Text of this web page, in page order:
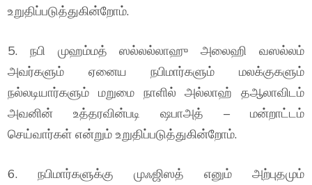
உறுதிப்படுத்துகின்றோம்.
5. நபி முஹம்மத் ஸல்லல்லாஹு அலைஹி வஸல்லம்
அவர்களும் ஏனைய நபிமார்களும் மலக்குகளும்
நல்லடியார்களும் மறுமை நாளில் அல்லாஹ் தஆலாவிடம்
அவனின் உத்தரவின்படி ஷபாஅத் – மன்றாட்டம்
செய்வார்கள் என்றும் உறுதிப்படுத்துகின்றோம்.
6. நபிமார்களுக்கு முஃஜிஸத் எனும் அற்புதமும்